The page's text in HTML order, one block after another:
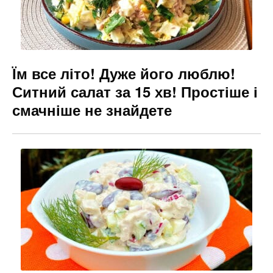
Їм все літо! Дуже його люблю!
Ситний салат за 15 хв! Простіше і
смачніше не знайдете